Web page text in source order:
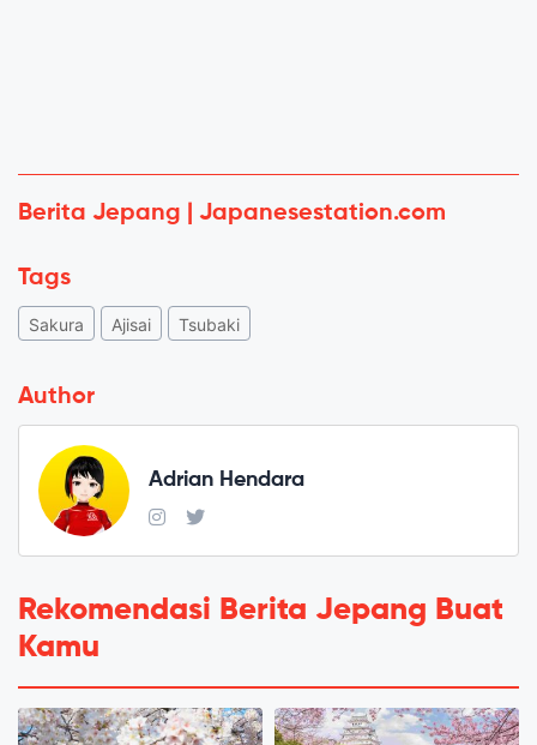
Berita Jepang | Japanesestation.com
Tags
Sakura Ajisai Tsubaki
Author
Adrian Hendara
Rekomendasi Berita Jepang Buat
Kamu